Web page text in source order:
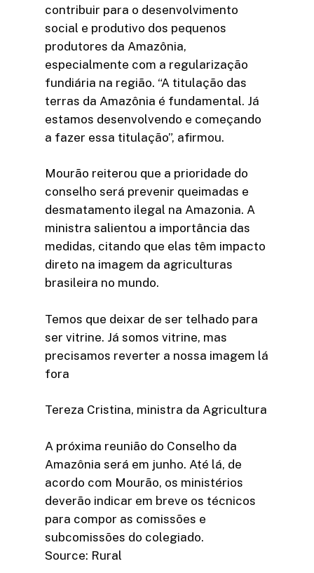
contribuir para o desenvolvimento
social e produtivo dos pequenos
produtores da Amazônia,
especialmente com a regularização
fundiária na região. “A titulação das
terras da Amazônia é fundamental. Já
estamos desenvolvendo e começando
a fazer essa titulação”, afirmou.
Mourão reiterou que a prioridade do
conselho será prevenir queimadas e
desmatamento ilegal na Amazonia. A
ministra salientou a importância das
medidas, citando que elas têm impacto
direto na imagem da agriculturas
brasileira no mundo.
Temos que deixar de ser telhado para
ser vitrine. Já somos vitrine, mas
precisamos reverter a nossa imagem lá
fora
Tereza Cristina, ministra da Agricultura
A próxima reunião do Conselho da
Amazônia será em junho. Até lá, de
acordo com Mourão, os ministérios
deverão indicar em breve os técnicos
para compor as comissões e
subcomissões do colegiado.
Source: Rural